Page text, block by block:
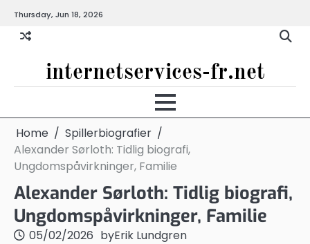
content
Thursday, Jun 18, 2026
internetservices-fr.net
Home
Spillerbiografier
Alexander Sørloth: Tidlig biografi,
Ungdomspåvirkninger, Familie
Alexander Sørloth: Tidlig biografi,
Ungdomspåvirkninger, Familie
05/02/2026 byErik Lundgren